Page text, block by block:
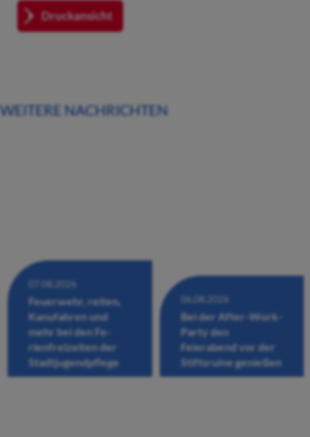
Druckansicht
WEITERE NACHRICHTEN
07.08.2026
Feuerwehr, reiten,
Kanufahren und
mehr bei den Fe-
rienfreizeiten der
Stadtjugendpflege
06.08.2026
Bei der After-Work-
Party den
Feierabend vor der
Stiftsruine genießen